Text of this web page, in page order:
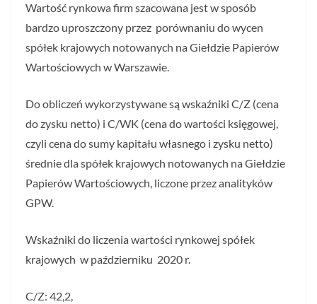
Wartość rynkowa firm szacowana jest w sposób
bardzo uproszczony przez porównaniu do wycen
spółek krajowych notowanych na Giełdzie Papierów
Wartościowych w Warszawie.
Do obliczeń wykorzystywane są wskaźniki C/Z (cena
do zysku netto) i C/WK (cena do wartości księgowej,
czyli cena do sumy kapitału własnego i zysku netto)
średnie dla spółek krajowych notowanych na Giełdzie
Papierów Wartościowych, liczone przez analityków
GPW.
Wskaźniki do liczenia wartości rynkowej spółek
krajowych w październiku 2020 r.
C/Z: 42,2,